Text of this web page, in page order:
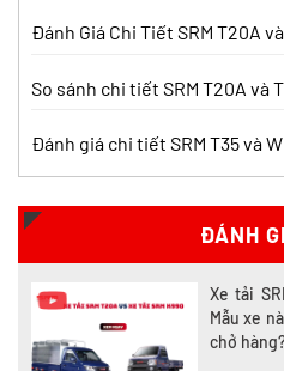
Đánh Giá Chi Tiết SRM T20A
So sánh chi tiết SRM T20A và
Đánh giá chi tiết SRM T35 và
ĐÁNH
Pro? So
Nên mua
Tìm hiểu
Xe tải
Mẫu xe
chở